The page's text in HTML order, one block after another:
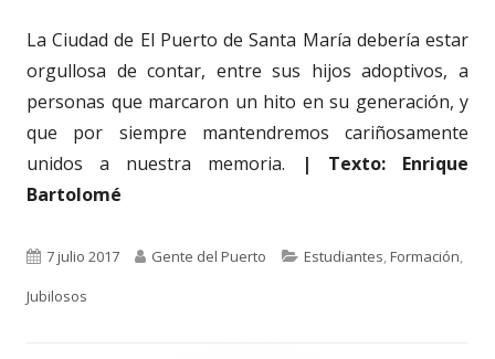
La Ciudad de El Puerto de Santa María debería estar
orgullosa de contar, entre sus hijos adoptivos, a
personas que marcaron un hito en su generación, y
que por siempre mantendremos cariñosamente
unidos a nuestra memoria.
| Texto: Enrique
Bartolomé
Publicado
el
7 julio 2017 Autor
Gente del Puerto Categorías
Estudiantes,Formación,
Jubilosos